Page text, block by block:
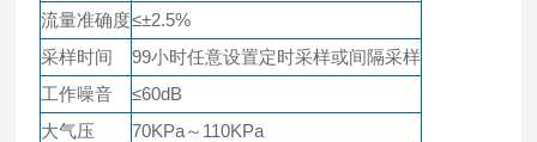
流量准确度≤±2.5%
采样时间
99小时任意设置定时采样或间隔采样
工作噪音
≤60dB
大气压
70KPa～110KPa